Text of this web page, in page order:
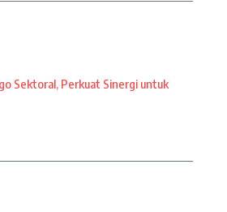
Sektoral, Perkuat Sinergi untuk